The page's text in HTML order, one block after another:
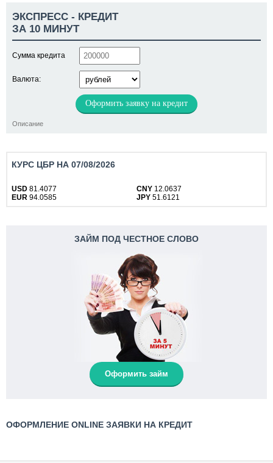
ЭКСПРЕСС - КРЕДИТ
ЗА 10 МИНУТ
Сумма кредита
Валюта:
Оформить заявку на кредит
Описание
КУРС ЦБР НА 07/08/2026
USD 81.4077 CNY 12.0637
EUR 94.0585 JPY 51.6121
ЗАЙМ ПОД ЧЕСТНОЕ СЛОВО
Оформить займ
ОФОРМЛЕНИЕ ONLINE ЗАЯВКИ НА КРЕДИТ